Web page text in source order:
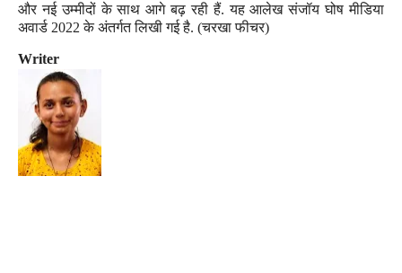
और नई उम्मीदों के साथ आगे बढ़ रही हैं. यह आलेख संजॉय घोष मीडिया
अवार्ड 2022 के अंतर्गत लिखी गई है. (चरखा फीचर)
Writer